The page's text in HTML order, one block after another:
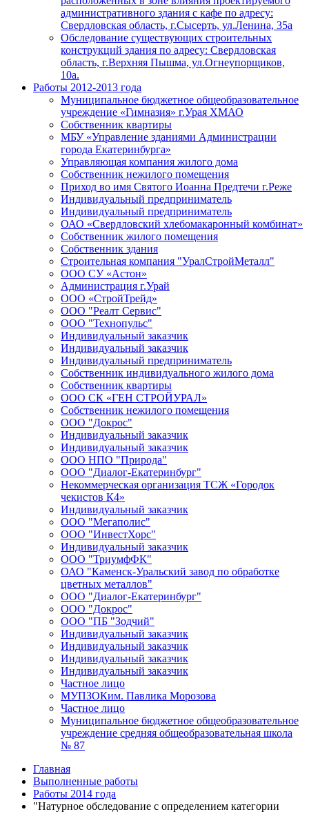
административного здания с кафе по адресу:
Свердловская область, г.Сысерть, ул.Ленина, 35а
Обследование существующих строительных
конструкций здания по адресу: Свердловская
область, г.Верхняя Пышма, ул.Огнеупорщиков,
10а.
Работы 2012-2013 года
Муниципальное бюджетное общеобразовательное
учреждение «Гимназия» г.Урая ХМАО
Собственник квартиры
МБУ «Управление зданиями Администрации
города Екатеринбурга»
Управляющая компания жилого дома
Собственник нежилого помещения
Приход во имя Святого Иоанна Предтечи г.Реже
Индивидуальный предприниматель
Индивидуальный предприниматель
ОАО «Свердловский хлебомакаронный комбинат»
Собственник жилого помещения
Собственник здания
Строительная компания "УралСтройМеталл"
ООО СУ «Астон»
Администрация г.Урай
ООО «СтройТрейд»
ООО "Реалт Сервис"
ООО "Технопульс"
Индивидуальный заказчик
Индивидуальный заказчик
Индивидуальный предприниматель
Собственник индивидуального жилого дома
Собственник квартиры
ООО СК «ГЕН СТРОЙУРАЛ»
Собственник нежилого помещения
ООО "Докрос"
Индивидуальный заказчик
Индивидуальный заказчик
ООО НПО "Природа"
ООО "Диалог-Екатеринбург"
Некоммерческая организация ТСЖ «Городок
чекистов К4»
Индивидуальный заказчик
ООО "Мегаполис"
ООО "ИнвестХорс"
Индивидуальный заказчик
ООО "ТриумфФК"
ОАО "Каменск-Уральский завод по обработке
цветных металлов"
ООО "Диалог-Екатеринбург"
ООО "Докрос"
ООО "ПБ "Зодчий"
Индивидуальный заказчик
Индивидуальный заказчик
Индивидуальный заказчик
Индивидуальный заказчик
Частное лицо
МУПЗОКим. Павлика Морозова
Частное лицо
Муниципальное бюджетное общеобразовательное
учреждение средняя общеобразовательная школа
№ 87
Главная
Выполненные работы
Работы 2014 года
"Натурное обследование с определением категории